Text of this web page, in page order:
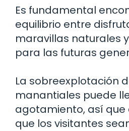
Es fundamental
equilibrio entre
maravillas naturales
para las futuras
La sobreexplotación
manantiales puede
agotamiento, así
que los visitantes